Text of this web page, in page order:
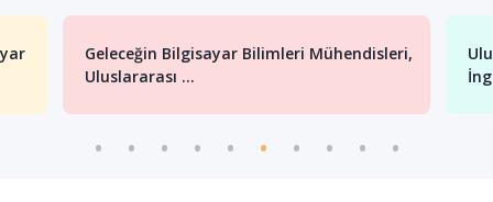
Geleceğin Bilgisayar Bilimleri Mühendisleri,
Uluslararası ...